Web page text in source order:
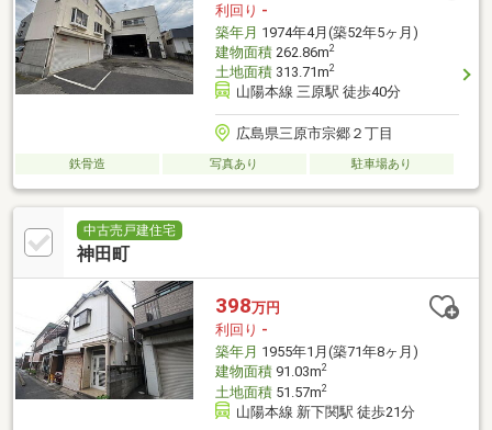
利回り -
築年月 1974年4月(築52年5ヶ月)
建物面積262.86m2
土地面積313.71m2
山陽本線 三原駅 徒歩40分
広島県三原市宗郷２丁目
鉄骨造 写真あり 駐車場あり
中古売戸建住宅
神田町
398万円
利回り -
築年月 1955年1月(築71年8ヶ月)
建物面積91.03m2
土地面積51.57m2
山陽本線 新下関駅 徒歩21分